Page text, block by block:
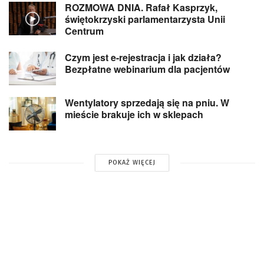
ROZMOWA DNIA. Rafał Kasprzyk,
świętokrzyski parlamentarzysta Unii
Centrum
Czym jest e-rejestracja i jak działa?
Bezpłatne webinarium dla pacjentów
Wentylatory sprzedają się na pniu. W
mieście brakuje ich w sklepach
POKAŻ WIĘCEJ